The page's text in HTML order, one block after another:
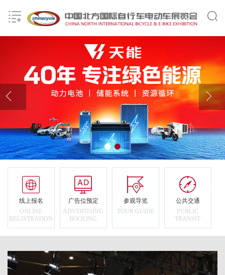
 
 

线上报名
ONLINE
REGISTRATION

广告位预定
ADVERTISING
BOOLING

参观导览
TOUR GUIDE

公共交通
PUBLIC
TRANSIT